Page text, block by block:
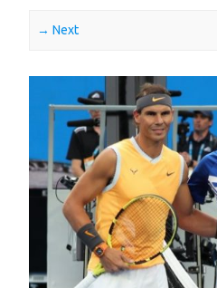
Next →